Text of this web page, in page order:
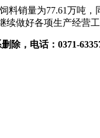
料销量为77.61万吨
做好各项生产经营
除，电话：0371-